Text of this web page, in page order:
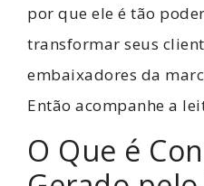
por que ele é tão
transformar seus
embaixadores da
Então acompanhe a
O Que é